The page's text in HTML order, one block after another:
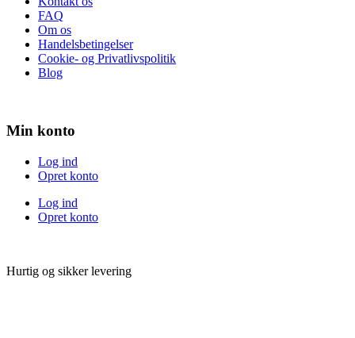
FAQ
Om os
Handelsbetingelser
Cookie- og Privatlivspolitik
Blog
Min konto
Log ind
Opret konto
Log ind
Opret konto
Hurtig og sikker levering